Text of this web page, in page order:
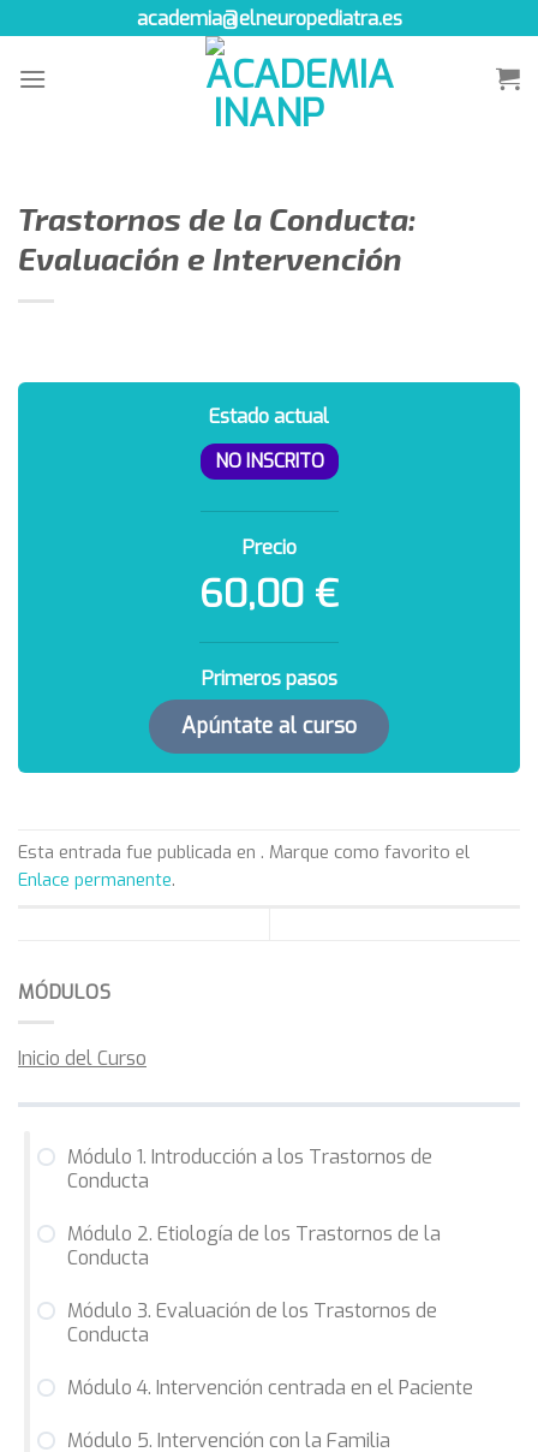
to
content
academia@elneuropediatra.es
Trastornos de la Conducta:
Evaluación e Intervención
Estado actual
NO INSCRITO
Precio
60,00 €
Primeros pasos
Apúntate al curso
Esta entrada fue publicada en . Marque como favorito el
Enlace permanente.
MÓDULOS
Inicio del Curso
Módulo 1. Introducción a los Trastornos de
Conducta
Módulo 2. Etiología de los Trastornos de la
Conducta
Módulo 3. Evaluación de los Trastornos de
Conducta
Módulo 4. Intervención centrada en el Paciente
Módulo 5. Intervención con la Familia